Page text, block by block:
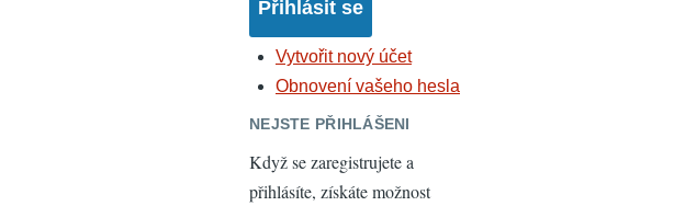
Vytvořit nový účet
Obnovení vašeho hesla
NEJSTE PŘIHLÁŠENI
Když se zaregistrujete a
přihlásíte, získáte možnost